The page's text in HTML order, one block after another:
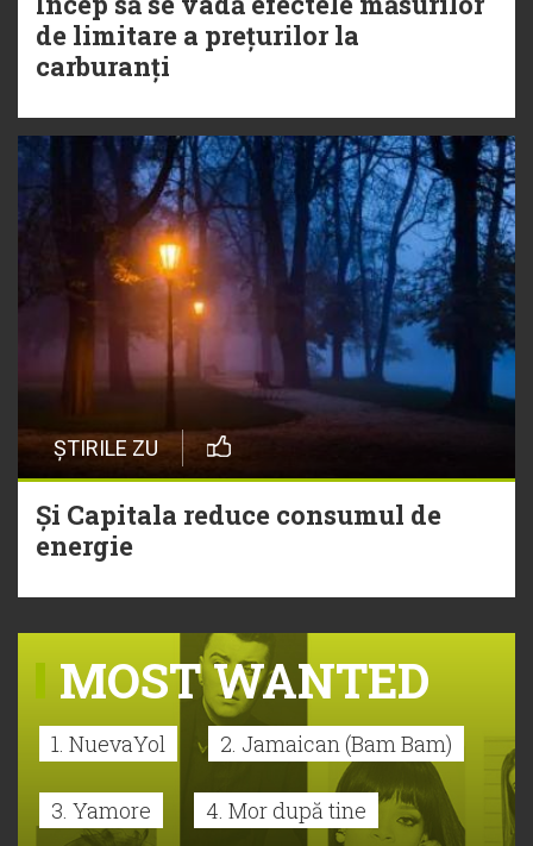
de limitare a prețurilor la
carburanți
ȘTIRILE ZU
Și Capitala reduce consumul de
energie
MOST WANTED
1. NuevaYol 2. Jamaican (Bam Bam)
3. Yamore 4. Mor după tine